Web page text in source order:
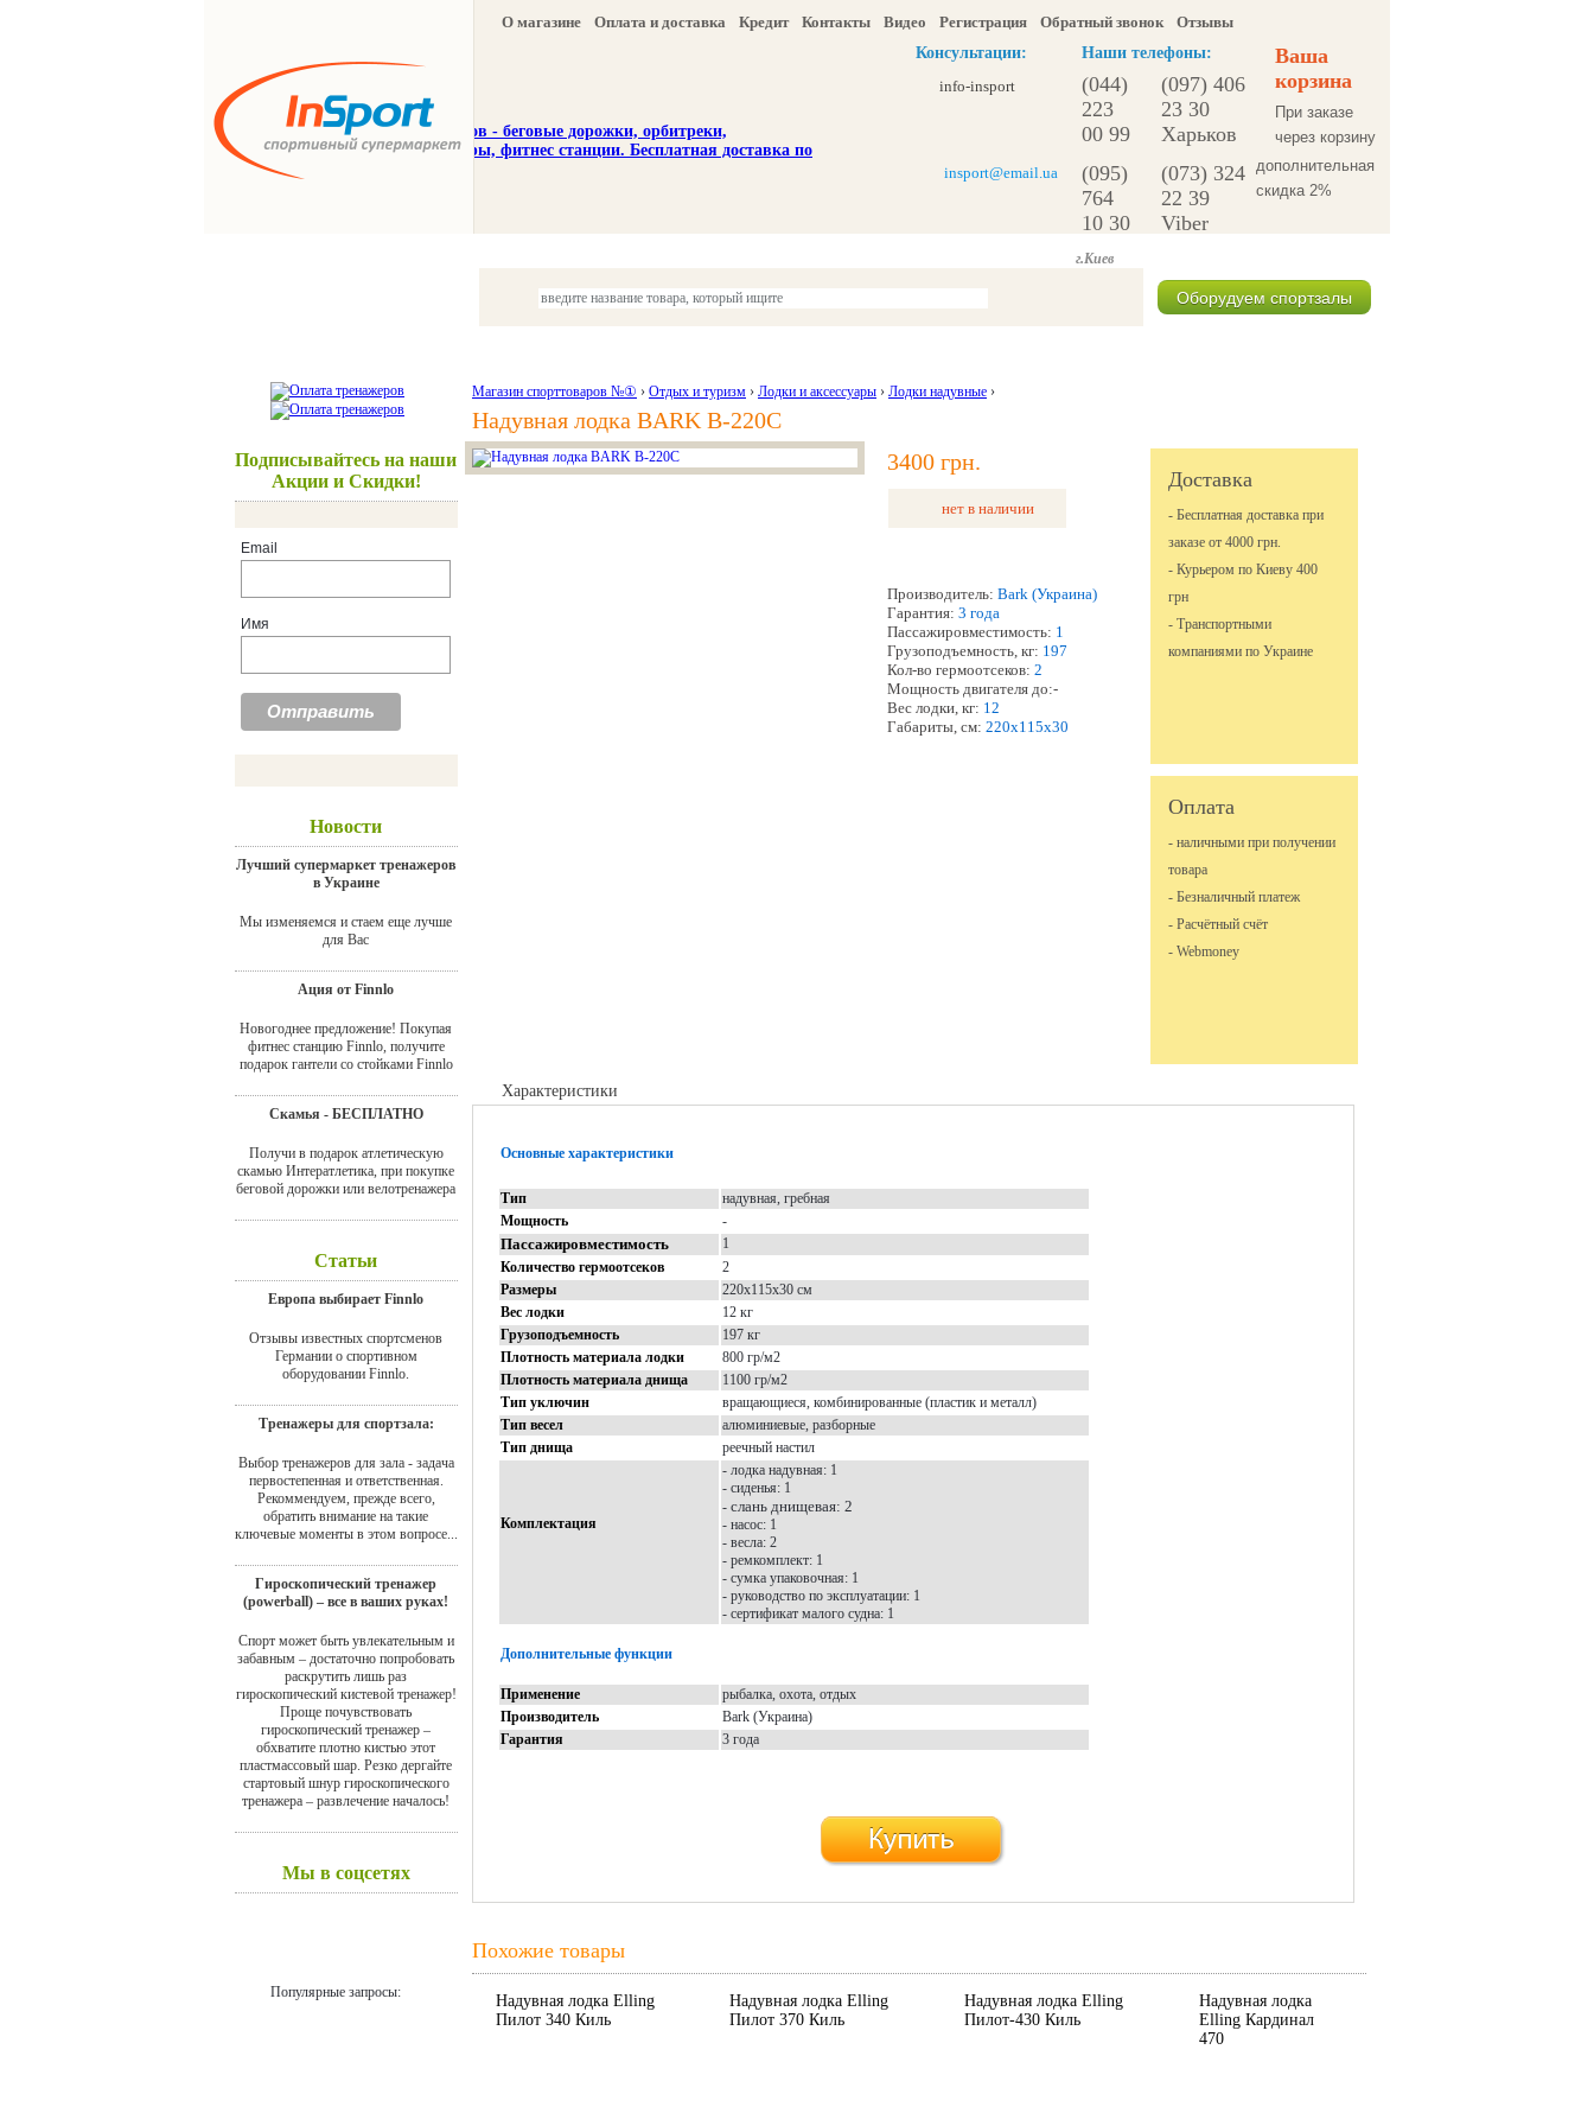
О магазине Оплата и доставка Кредит Контакты Видео Регистрация Обратный звонок
Отзывы
Консультации:
Наши телефоны:
Ваша
корзина
При заказе
через корзину
дополнительная
скидка 2%
info-insport
(044)
223
00 99
(097) 406
23 30
Харьков
insport@email.ua
(095)
764
10 30
(073) 324
22 39
Viber
г.Киев
Оборудуем спортзалы
Подписывайтесь на наши
Акции и Скидки!
Email
Имя
Новости
Лучший супермаркет тренажеров
в Украине
Мы изменяемся и стаем еще лучше
для Вас
Ация от Finnlo
Новогоднее предложение! Покупая
фитнес станцию Finnlo, получите
подарок гантели со стойками Finnlo
Скамья - БЕСПЛАТНО
Получи в подарок атлетическую
скамью Интератлетика, при покупке
беговой дорожки или велотренажера
Статьи
Европа выбирает Finnlo
Отзывы известных спортсменов
Германии о спортивном
оборудовании Finnlo.
Тренажеры для спортзала:
Выбор тренажеров для зала - задача
первостепенная и ответственная.
Рекоммендуем, прежде всего,
обратить внимание на такие
ключевые моменты в этом вопросе...
Гироскопический тренажер
(powerball) – все в ваших руках!
Спорт может быть увлекательным и
забавным – достаточно попробовать
раскрутить лишь раз
гироскопический кистевой тренажер!
Проще почувствовать
гироскопический тренажер –
обхватите плотно кистью этот
пластмассовый шар. Резко дергайте
стартовый шнур гироскопического
тренажера – развлечение началось!
Мы в соцсетях
Популярные запросы:
Магазин спорттоваров №① › Отдых и туризм › Лодки и аксессуары › Лодки надувные ›
Надувная лодка BARK В-220С
3400 грн.
нет в наличии
Производитель: Bark (Украина)
Гарантия: 3 года
Пассажировместимость: 1
Грузоподъемность, кг: 197
Кол-во гермоотсеков: 2
Мощность двигателя до:-
Вес лодки, кг: 12
Габариты, см: 220х115х30
Доставка
- Бесплатная доставка при
заказе от 4000 грн.
- Курьером по Киеву 400
грн
- Транспортными
компаниями по Украине
Оплата
- наличными при получении
товара
- Безналичный платеж
- Расчётный счёт
- Webmoney
Характеристики
Основные характеристики
Тип
надувная, гребная
Мощность
-
Пассажировместимость
1
Количество гермоотсеков
2
Размеры
220х115х30 см
Вес лодки
12 кг
Грузоподъемность
197 кг
Плотность материала лодки
800 гр/м2
Плотность материала днища
1100 гр/м2
Тип уключин
вращающиеся, комбинированные (пластик и металл)
Тип весел
алюминиевые, разборные
Тип днища
реечный настил
Комплектация
- лодка надувная: 1
- сиденья: 1
- слань днищевая: 2
- насос: 1
- весла: 2
- ремкомплект: 1
- сумка упаковочная: 1
- руководство по эксплуатации: 1
- сертификат малого судна: 1
Дополнительные функции
Применение
рыбалка, охота, отдых
Производитель
Bark (Украина)
Гарантия
3 года
Похожие товары
Надувная лодка Elling
Пилот 340 Киль
Надувная лодка Elling
Пилот 370 Киль
Надувная лодка Elling
Пилот-430 Киль
Надувная лодка
Elling Кардинал
470